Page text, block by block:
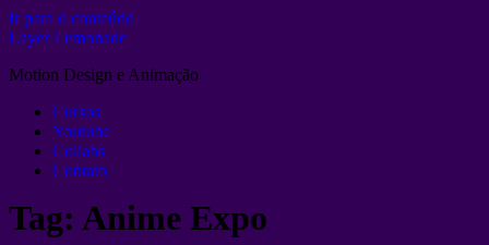
Ir para o conteúdo
Layer Lemonade
Motion Design e Animação
Cursos
Youtube
Collabs
Contato
Tag: Anime Expo